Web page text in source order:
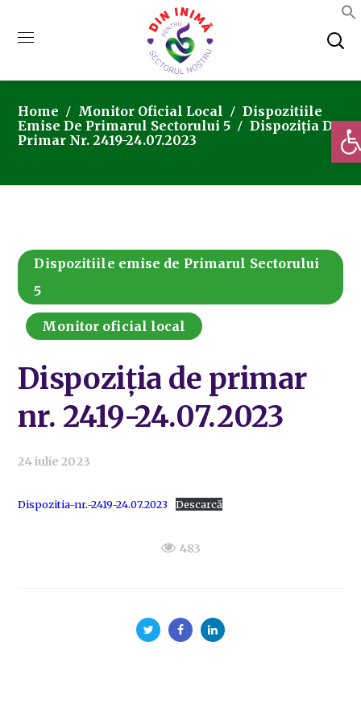
Home Monitor Oficial Local
Dispozitiile
Emise De Primarul Sectorului 5
Dispoziția De
Primar Nr. 2419-24.07.2023
Dispozitiile emise de Primarul Sectorului
5
Monitor oficial local
Dispoziția de primar
nr. 2419-24.07.2023
24 iulie 2023
Dispozitia-nr.-2419-24.07.2023 Descarcă
483